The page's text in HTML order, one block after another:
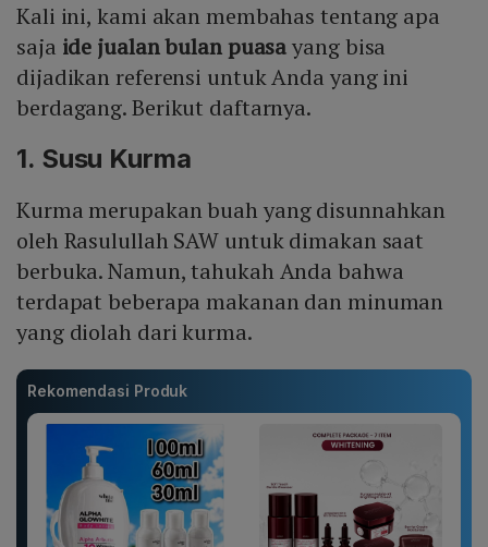
Kali ini, kami akan membahas tentang apa
saja ide jualan bulan puasayang bisa
dijadikan referensi untuk Anda yang ini
berdagang. Berikut daftarnya.
1. Susu Kurma
Kurma merupakan buah yang disunnahkan
oleh Rasulullah SAW untuk dimakan saat
berbuka. Namun, tahukah Anda bahwa
terdapat beberapa makanan dan minuman
yang diolah dari kurma.
Rekomendasi Produk